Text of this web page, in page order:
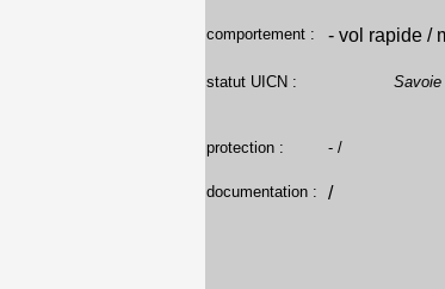
comportement : - vol rapide /
statut UICN : Savoie
protection : - /
documentation : /